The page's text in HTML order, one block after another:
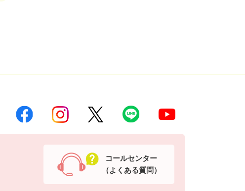
コールセンター
（よくある質問）